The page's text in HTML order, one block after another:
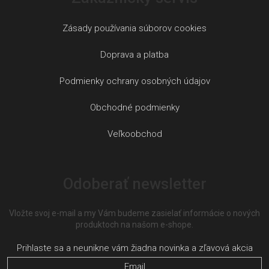
Zásady používania súborov cookies
Doprava a platba
Podmienky ochrany osobných údajov
Obchodné podmienky
Veľkoobchod
Vložte svoj e-mail a my Vám budeme zasielať informácie o nových
produktoch na našom e-shope.
Email